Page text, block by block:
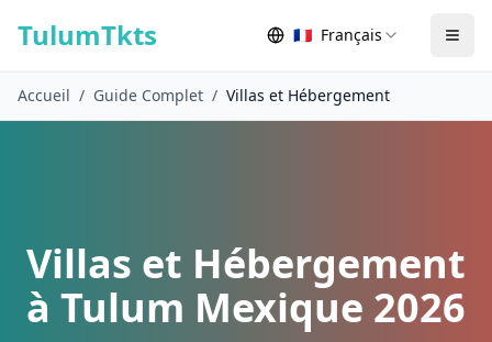
TulumTkts 🇫🇷 Français
Accueil / Guide Complet / Villas et Hébergement
Villas et Hébergement
à Tulum Mexique 2026